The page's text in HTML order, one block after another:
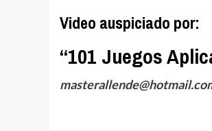
Video auspiciado por:
“101 Juegos